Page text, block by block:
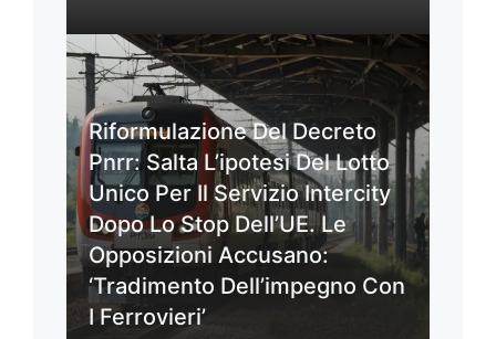
Riformulazione Del Decreto
Pnrr: Salta L’ipotesi Del Lotto
Unico Per Il Servizio Intercity
Dopo Lo Stop Dell’UE. Le
Opposizioni Accusano:
‘Tradimento Dell’impegno Con
I Ferrovieri’